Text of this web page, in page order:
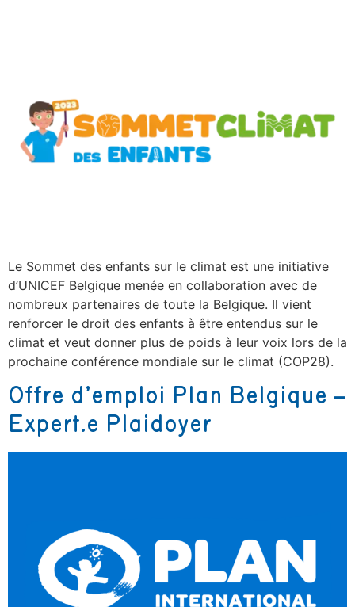
Le Sommet des enfants sur le climat est une initiative
d’UNICEF Belgique menée en collaboration avec de
nombreux partenaires de toute la Belgique. Il vient
renforcer le droit des enfants à être entendus sur le
climat et veut donner plus de poids à leur voix lors de la
prochaine conférence mondiale sur le climat (COP28).
Offre d’emploi Plan Belgique –
Expert.e Plaidoyer